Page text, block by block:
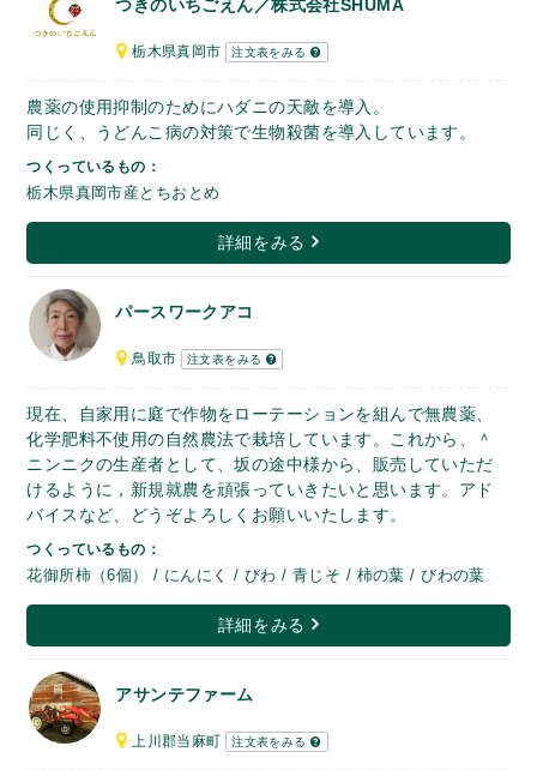
つきのいちごえん／株式会社SHUMA
栃木県真岡市 注文表をみる
農薬の使用抑制のためにハダニの天敵を導入。
同じく、うどんこ病の対策で生物殺菌を導入しています。
つくっているもの：
栃木県真岡市産とちおとめ
詳細をみる
パースワークアコ
鳥取市 注文表をみる
現在、自家用に庭で作物をローテーションを組んで無農薬、
化学肥料不使用の自然農法で栽培しています。これから、＾
ニンニクの生産者として、坂の途中様から、販売していただ
けるように，新規就農を頑張っていきたいと思います。アド
バイスなど、どうぞよろしくお願いいたします。
つくっているもの：
花御所柿（6個） / にんにく / びわ / 青じそ / 柿の葉 / びわの葉
詳細をみる
アサンテファーム
上川郡当麻町 注文表をみる